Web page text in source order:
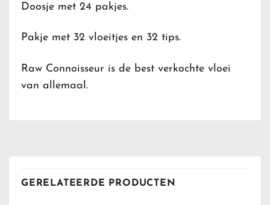
Doosje met 24 pakjes.
Pakje met 32 vloeitjes en 32 tips.
Raw Connoisseur is de best verkochte vloei
van allemaal.
GERELATEERDE PRODUCTEN